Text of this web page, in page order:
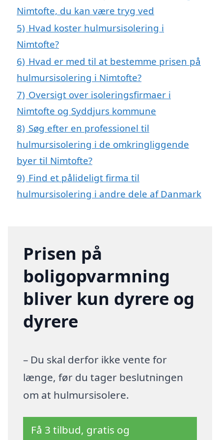
Nimtofte, du kan være tryg ved
5) Hvad koster hulmursisolering i
Nimtofte?
6) Hvad er med til at bestemme prisen på
hulmursisolering i Nimtofte?
7) Oversigt over isoleringsfirmaer i
Nimtofte og Syddjurs kommune
8) Søg efter en professionel til
hulmursisolering i de omkringliggende
byer til Nimtofte?
9) Find et pålideligt firma til
hulmursisolering i andre dele af Danmark
Prisen på
boligopvarmning
bliver kun dyrere og
dyrere
– Du skal derfor ikke vente for
længe, før du tager beslutningen
om at hulmursisolere.
Få 3 tilbud, gratis og